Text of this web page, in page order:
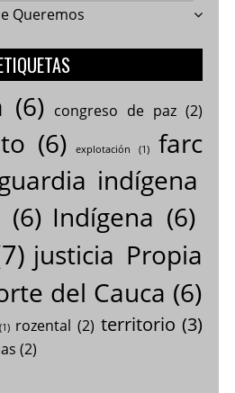
Queremos
(6) congreso de paz(2)
(6) explotación (1)
farc
indígena
(6) Indígena (6)
justicia Propia
del Cauca (6)
(1) rozental (2) territorio (3)
(2)